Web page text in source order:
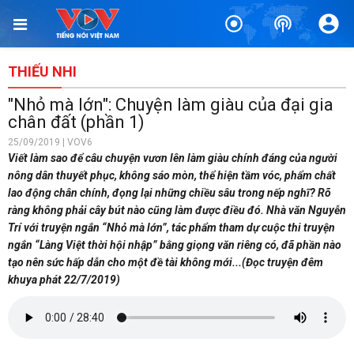
THIẾU NHI
"Nhỏ mà lớn": Chuyện làm giàu của đại gia
chân đất (phần 1)
25/09/2019 | VOV6
Viết làm sao để câu chuyện vươn lên làm giàu chính đáng của người
nông dân thuyết phục, không sáo mòn, thể hiện tầm vóc, phẩm chất
lao động chân chính, đọng lại những chiều sâu trong nếp nghĩ? Rõ
ràng không phải cây bút nào cũng làm được điều đó. Nhà văn Nguyễn
Trí với truyện ngắn “Nhỏ mà lớn”, tác phẩm tham dự cuộc thi truyện
ngắn “Làng Việt thời hội nhập” bằng giọng văn riêng có, đã phần nào
tạo nên sức hấp dẫn cho một đề tài không mới...(Đọc truyện đêm
khuya phát 22/7/2019)